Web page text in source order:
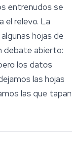
entrenudos se
el relevo. La
hojas de
debate abierto:
los datos
las hojas
las que tapan